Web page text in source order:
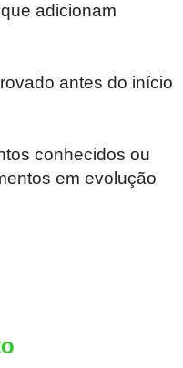
adicionam
antes do início
conhecidos ou
em evolução